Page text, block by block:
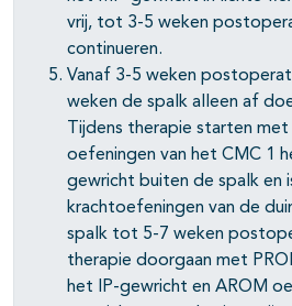
vrij, tot 3-5 weken
continueren.
Vanaf 3-5 weken
weken de spalk alleen af
Tijdens therapie starten
oefeningen van het CMC 1
gewricht buiten de spalk en
krachtoefeningen van de
spalk tot 5-7 weken
therapie doorgaan met
het IP-gewricht en AROM